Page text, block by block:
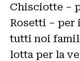
Chisciotte –
Rosetti – per
tutti noi
lotta per la